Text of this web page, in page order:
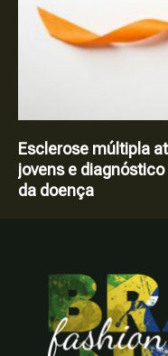
Esclerose múltipla
jovens e
da doença